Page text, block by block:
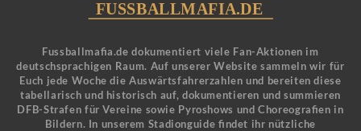
Fussballmafia.de dokumentiert viele Fan-Aktionen im
deutschsprachigen Raum. Auf unserer Website sammeln wir für
Euch jede Woche die Auswärtsfahrerzahlen und bereiten diese
tabellarisch und historisch auf, dokumentieren und summieren
DFB-Strafen für Vereine sowie Pyroshows und Choreografien in
Bildern. In unserem Stadionguide findet ihr nützliche